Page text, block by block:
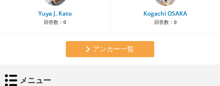
Yuya J. Kato
回答数： 0
Kogachi OSAKA
回答数： 0
アンカー一覧
メニュー